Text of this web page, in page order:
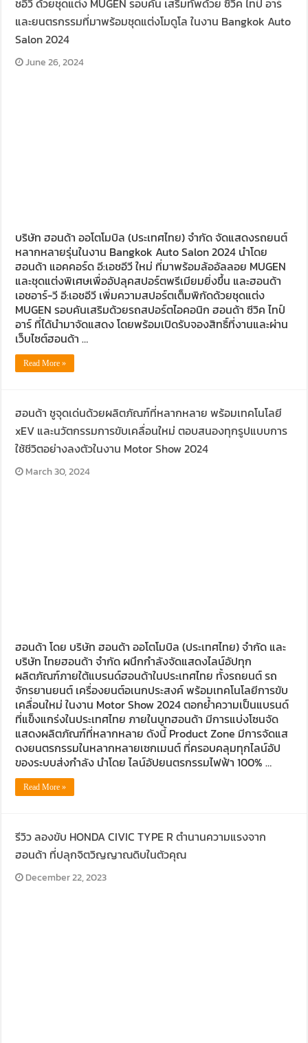
ชอีวี ด้วยชุดแต่ง MUGEN รอบคัน เสริมทัพด้วย ซีวิค ไทป์ อาร์
และยนตรกรรมที่มาพร้อมชุดแต่งโมดูโล ในงาน Bangkok Auto
Salon 2024
June 26, 2024
บริษัท ฮอนด้า ออโตโมบิล (ประเทศไทย) จำกัด จัดแสดงรถยนต์
หลากหลายรุ่นในงาน Bangkok Auto Salon 2024 นำโดย
ฮอนด้า แอคคอร์ด อี:เอชอีวี ใหม่ ที่มาพร้อมล้ออัลลอย MUGEN
และชุดแต่งพิเศษเพื่ออัปลุคสปอร์ตพรีเมียมยิ่งขึ้น และฮอนด้า
เอชอาร์-วี อี:เอชอีวี เพิ่มความสปอร์ตเต็มพิกัดด้วยชุดแต่ง
MUGEN รอบคันเสริมด้วยรถสปอร์ตไอคอนิก ฮอนด้า ซีวิค ไทป์
อาร์ ที่ได้นำมาจัดแสดง โดยพร้อมเปิดรับจองสิทธิ์ที่งานและผ่าน
เว็บไซต์ฮอนด้า …
Read More »
ฮอนด้า ชูจุดเด่นด้วยผลิตภัณฑ์ที่หลากหลาย พร้อมเทคโนโลยี
xEV และนวัตกรรมการขับเคลื่อนใหม่ ตอบสนองทุกรูปแบบการ
ใช้ชีวิตอย่างลงตัวในงาน Motor Show 2024
March 30, 2024
ฮอนด้า โดย บริษัท ฮอนด้า ออโตโมบิล (ประเทศไทย) จำกัด และ
บริษัท ไทยฮอนด้า จำกัด ผนึกกำลังจัดแสดงไลน์อัปทุก
ผลิตภัณฑ์ภายใต้แบรนด์ฮอนด้าในประเทศไทย ทั้งรถยนต์ รถ
จักรยานยนต์ เครื่องยนต์อเนกประสงค์ พร้อมเทคโนโลยีการขับ
เคลื่อนใหม่ ในงาน Motor Show 2024 ตอกย้ำความเป็นแบรนด์
ที่แข็งแกร่งในประเทศไทย ภายในบูทฮอนด้า มีการแบ่งโซนจัด
แสดงผลิตภัณฑ์ที่หลากหลาย ดังนี้ Product Zone มีการจัดแส
ดงยนตรกรรมในหลากหลายเซกเมนต์ ที่ครอบคลุมทุกไลน์อัป
ของระบบส่งกำลัง นำโดย ไลน์อัปยนตรกรรมไฟฟ้า 100% …
Read More »
รีวิว ลองขับ HONDA CIVIC TYPE R ตำนานความแรงจาก
ฮอนด้า ที่ปลุกจิตวิญญาณดิบในตัวคุณ
December 22, 2023